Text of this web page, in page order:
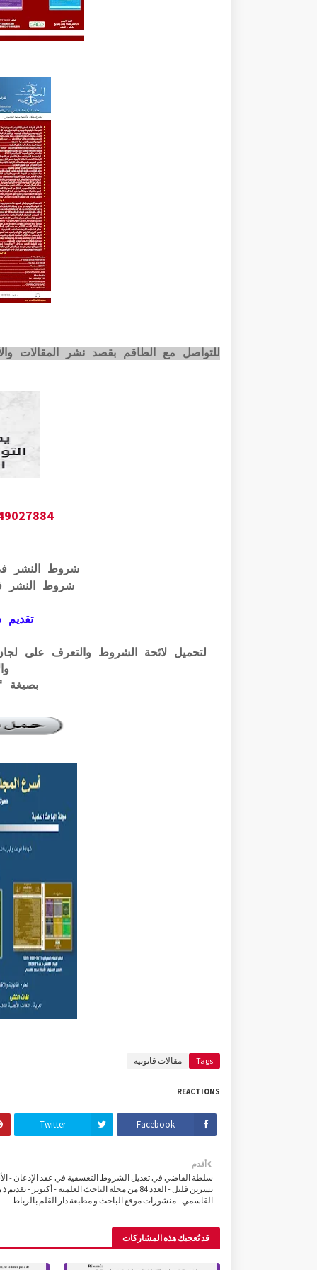
للتواصل مع الطاقم بقصد نشر المقالات
شروط النشر
شروط النشر
بصيغة pdf الرابط أسفله:
Tags مقالات قانونية
REACTIONS
Facebook
Twitter
أقدم
سلطة القاضي في تعديل الشروط التعسفية في عقد الإذعان -
نسرين فليل - العدد 84 من مجلة الباحث العلمية - أكتوبر -
القاسمي - منشورات موقع الباحث و مطبعة دار القلم بالرباط
قد تُعجبك هذه المشاركات